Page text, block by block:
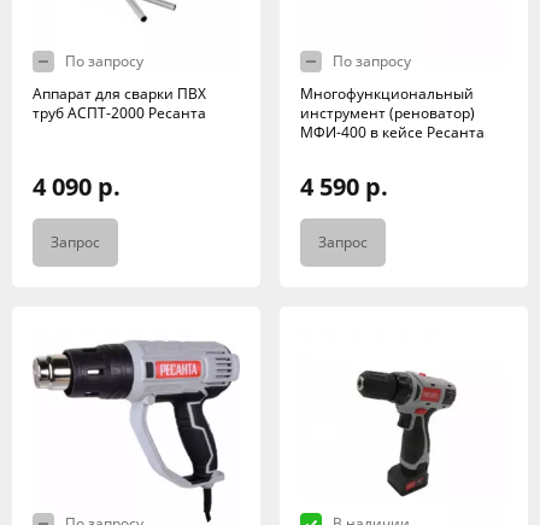
По запросу
Аппарат для сварки ПВХ
труб АСПТ-2000 Ресанта
4 090 р.
Запрос
По запросу
Многофункциональный
инструмент (реноватор)
МФИ-400 в кейсе Ресанта
4 590 р.
Запрос